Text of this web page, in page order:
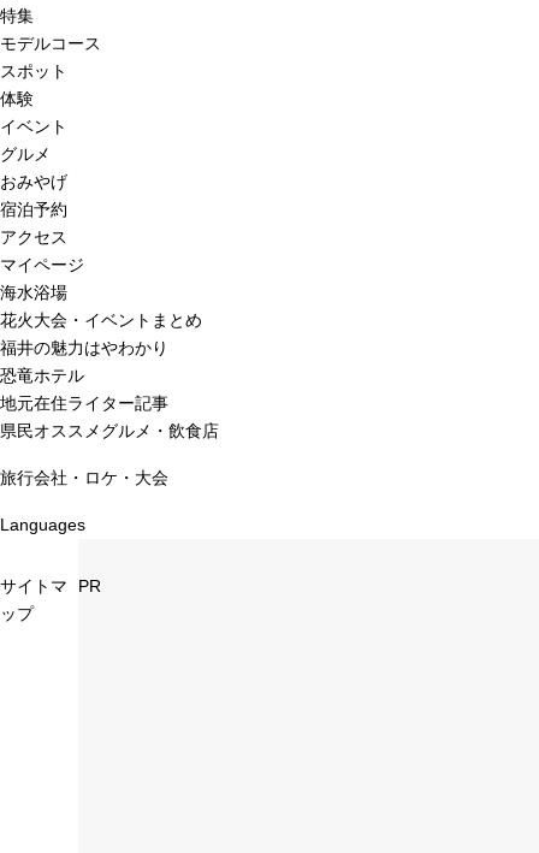
特集
モデルコース
スポット
体験
イベント
グルメ
おみやげ
宿泊予約
アクセス
マイページ
海水浴場
花火大会・イベントまとめ
福井の魅力はやわかり
恐竜ホテル
地元在住ライター記事
県民オススメグルメ・飲食店
旅行会社・ロケ・大会
Languages
サイトマ
ップ
PR